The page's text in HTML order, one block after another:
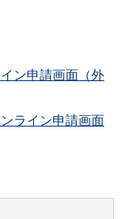
ン申請画面（外
ライン申請画面